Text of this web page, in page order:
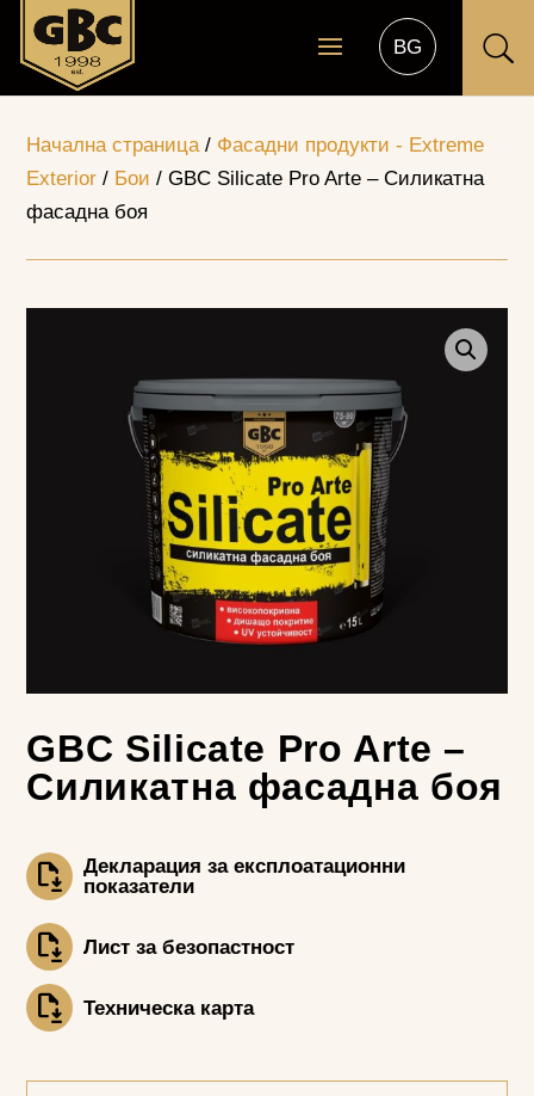
U
Начална страница/ Фасадни продукти - Extreme
Exterior / Бои / GBC Silicate Pro Arte – Силикатна
фасадна боя
GBC Silicate Pro Arte –
Силикатна фасадна боя
Декларация за експлоатационни
показатели
Лист за безопастност
Техническа карта